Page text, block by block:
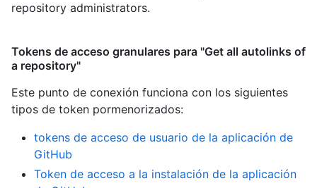
repository administrators.
Tokens de acceso granulares para "Get all autolinks of
a repository"
Este punto de conexión funciona con los siguientes
tipos de token pormenorizados:
tokens de acceso de usuario de la aplicación de
GitHub
Token de acceso a la instalación de la aplicación